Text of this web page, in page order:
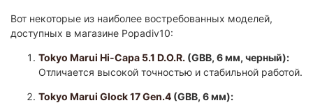
Вот некоторые из наиболее востребованных моделей,
доступных в магазине Popadiv10:​
Tokyo Marui Hi-Capa 5.1 D.O.R. (GBB, 6 мм, черный):
Отличается высокой точностью и стабильной работой.
Tokyo Marui Glock 17 Gen.4 (GBB, 6 мм):